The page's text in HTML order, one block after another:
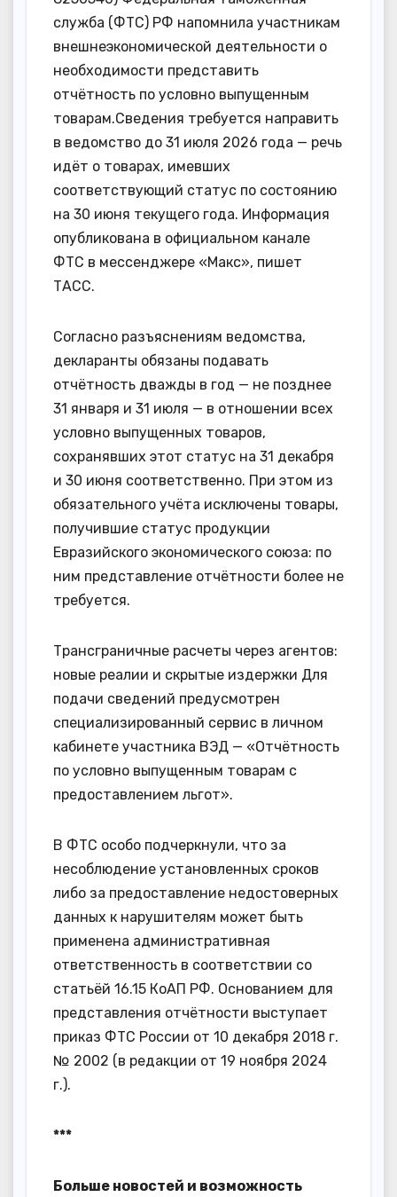
служба (ФТС) РФ напомнила участникам
внешнеэкономической деятельности о
необходимости представить
отчётность по условно выпущенным
товарам.Сведения требуется направить
в ведомство до 31 июля 2026 года — речь
идёт о товарах, имевших
соответствующий статус по состоянию
на 30 июня текущего года. Информация
опубликована в официальном канале
ФТС в мессенджере «Макс», пишет
ТАСС.
Согласно разъяснениям ведомства,
декларанты обязаны подавать
отчётность дважды в год — не позднее
31 января и 31 июля — в отношении всех
условно выпущенных товаров,
сохранявших этот статус на 31 декабря
и 30 июня соответственно. При этом из
обязательного учёта исключены товары,
получившие статус продукции
Евразийского экономического союза: по
ним представление отчётности более не
требуется.
Трансграничные расчеты через агентов:
новые реалии и скрытые издержки Для
подачи сведений предусмотрен
специализированный сервис в личном
кабинете участника ВЭД — «Отчётность
по условно выпущенным товарам с
предоставлением льгот».
В ФТС особо подчеркнули, что за
несоблюдение установленных сроков
либо за предоставление недостоверных
данных к нарушителям может быть
применена административная
ответственность в соответствии со
статьёй 16.15 КоАП РФ. Основанием для
представления отчётности выступает
приказ ФТС России от 10 декабря 2018 г.
№ 2002 (в редакции от 19 ноября 2024
г.).
***
Больше новостей и возможность